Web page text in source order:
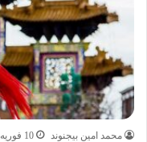
محمد امین بیجنوند 10 فوریه 2024